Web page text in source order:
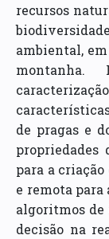
recursos
ambiental,
montanha.
de pragas e
propriedades
para a
e remota para
algoritmos
decisão na